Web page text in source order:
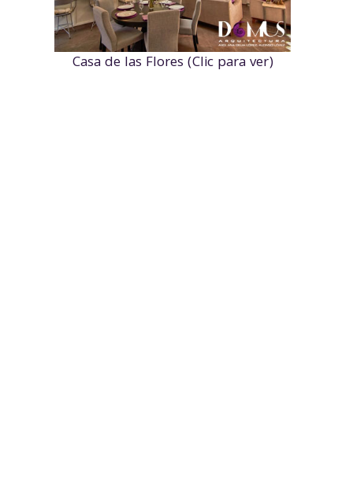
Casa de las Flores (Clic para ver)